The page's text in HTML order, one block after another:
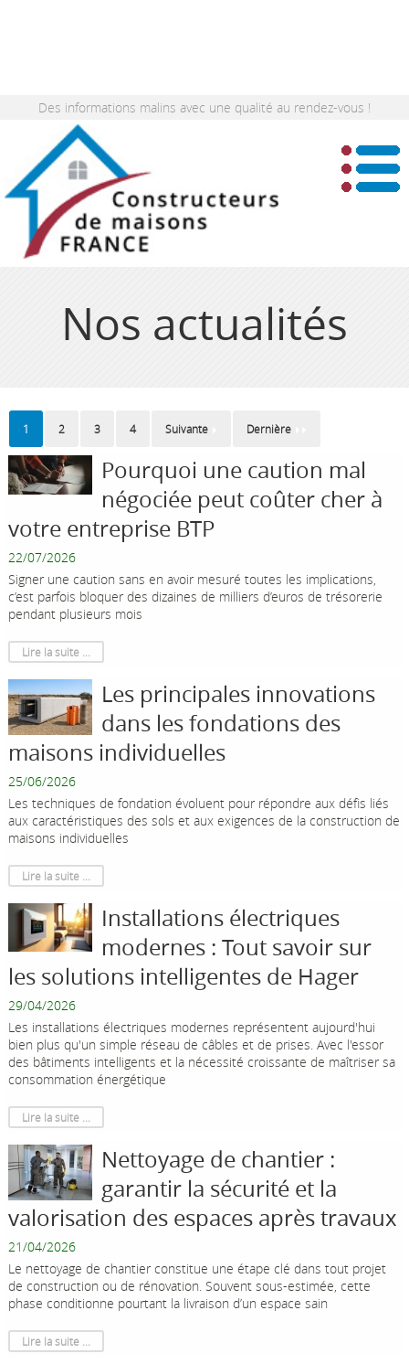
Des informations malins avec une qualité au rendez-vous !
Nos actualités
1 2 3 4 Suivante Dernière
Pourquoi une caution mal
négociée peut coûter cher à
votre entreprise BTP
22/07/2026
Signer une caution sans en avoir mesuré toutes les implications,
c’est parfois bloquer des dizaines de milliers d’euros de trésorerie
pendant plusieurs mois
Lire la suite ...
Les principales innovations
dans les fondations des
maisons individuelles
25/06/2026
Les techniques de fondation évoluent pour répondre aux défis liés
aux caractéristiques des sols et aux exigences de la construction de
maisons individuelles
Lire la suite ...
Installations électriques
modernes : Tout savoir sur
les solutions intelligentes de Hager
29/04/2026
Les installations électriques modernes représentent aujourd'hui
bien plus qu'un simple réseau de câbles et de prises. Avec l'essor
des bâtiments intelligents et la nécessité croissante de maîtriser sa
consommation énergétique
Lire la suite ...
Nettoyage de chantier :
garantir la sécurité et la
valorisation des espaces après travaux
21/04/2026
Le nettoyage de chantier constitue une étape clé dans tout projet
de construction ou de rénovation. Souvent sous-estimée, cette
phase conditionne pourtant la livraison d’un espace sain
Lire la suite ...